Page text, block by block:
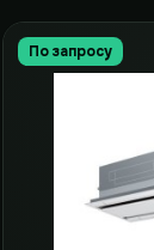
По запросу